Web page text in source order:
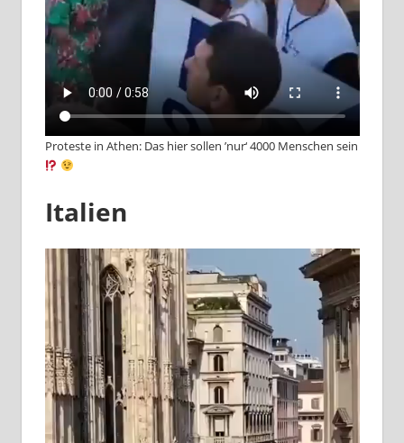
Proteste in Athen: Das hier sollen ’nur‘ 4000 Menschen sein
Italien